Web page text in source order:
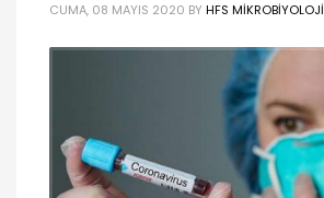
CUMA, 08 MAYIS 2020 BY HFS MIKROBIYOLOJI